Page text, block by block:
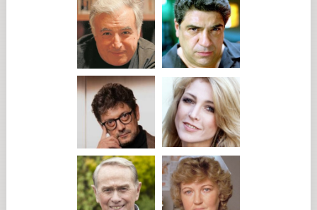
egocéntrico y ambicioso; mientras que Martin es el que
intenta mantenerlo con los pies en la tierra, es su pilar. Cada
uno tiene su papel en esa relación fraternal. Dovidl no lo
expresa con frecuencia, pero creo que quiere a Martin y
siente un profundo respeto por él, por aguantarle, porque
sabe que puede ser difícil".
Gerran Howell, quien toma el relevo en el papel de Martin a
los 17, cree que Martin está satisfecho con su papel de
considerado. "Dovidl es el genio y Martin es el admirador",
afirma Howell. "Martin se ve a sí mismo como una persona
aburrida, sin muchas expectativas o libertad en su vida. Cuando
Dovidl entra en su vida, lo ilumina todo. Él era todo lo que
Martin quería ser. De algún modo, ambos tienen lo que el otro
echa en falta. Pero cuando Dovidl desaparece, Martin se queda
solo a recoger los pedazos y se pregunta qué tiene que hacer
a continuación".
En el momento en el que vemos por primera vez al Martin